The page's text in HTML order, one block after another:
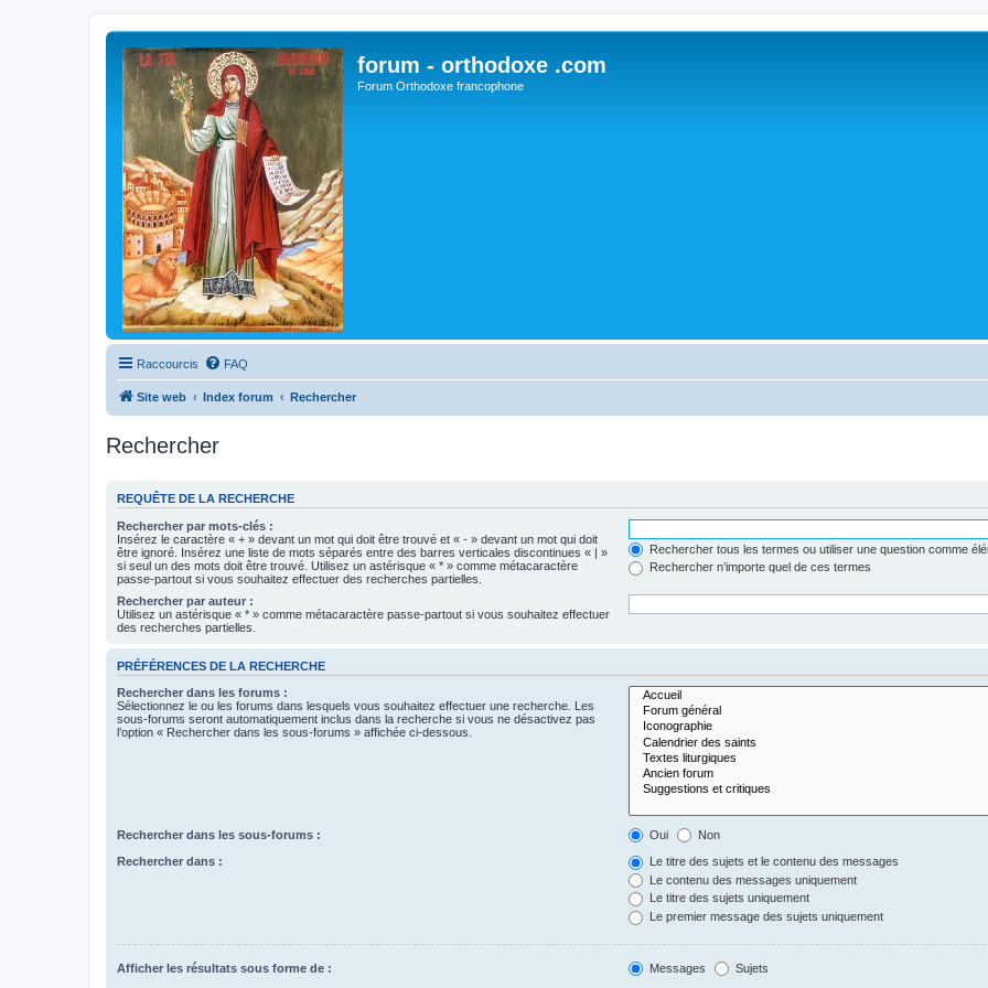
forum - orthodoxe .com
Forum Orthodoxe francophone
Raccourcis FAQ
Site web Index forum Rechercher
Rechercher
REQUÊTE DE LA RECHERCHE
Rechercher par mots-clés :
Insérez le caractère « + » devant un mot qui doit être trouvé et « - » devant un mot qui doit
être ignoré. Insérez une liste de mots séparés entre des barres verticales discontinues « | »
si seul un des mots doit être trouvé. Utilisez un astérisque « * » comme métacaractère
passe-partout si vous souhaitez effectuer des recherches partielles.
Rechercher tous les termes ou utiliser une question comme
Rechercher n’importe quel de ces termes
Rechercher par auteur :
Utilisez un astérisque « * » comme métacaractère passe-partout si vous souhaitez effectuer
des recherches partielles.
PRÉFÉRENCES DE LA RECHERCHE
Rechercher dans les forums :
Sélectionnez le ou les forums dans lesquels vous souhaitez effectuer une recherche. Les
sous-forums seront automatiquement inclus dans la recherche si vous ne désactivez pas
l’option « Rechercher dans les sous-forums » affichée ci-dessous.
Rechercher dans les sous-forums : Oui Non
Rechercher dans :
Le titre des sujets et le contenu des messages
Le contenu des messages uniquement
Le titre des sujets uniquement
Le premier message des sujets uniquement
Afficher les résultats sous forme de : Messages Sujets